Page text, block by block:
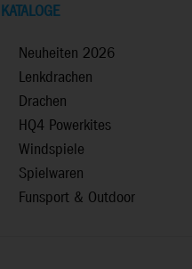
KATALOGE
Neuheiten 2026
Lenkdrachen
Drachen
HQ4 Powerkites
Windspiele
Spielwaren
Funsport & Outdoor